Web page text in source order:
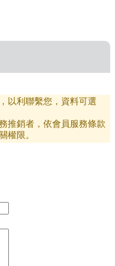
以利聯繫您，資料可選
推銷者，依會員服務條款
權限。